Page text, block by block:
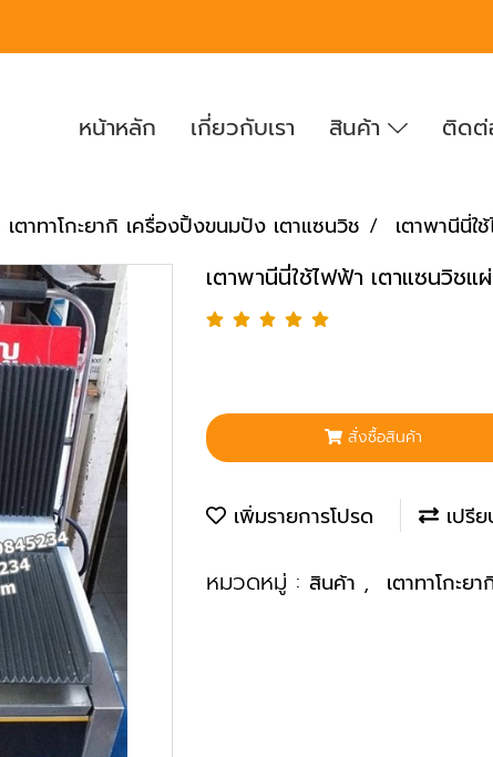
หน้าหลัก เกี่ยวกับเรา สินค้า ติดต่
เตาทาโกะยากิ เครื่องปิ้งขนมปัง เตาแซนวิช เตาพานีนี่
เตาพานีนี่ใช้ไฟฟ้า เตาแซนวิช
สั่งซื้อสินค้า
เพิ่มรายการโปรด เปรี
หมวดหมู่ : สินค้า , เตาทาโกะ